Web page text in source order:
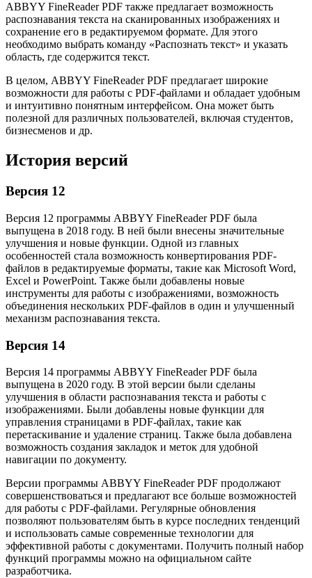
ABBYY FineReader PDF также предлагает возможность
распознавания текста на сканированных изображениях и
сохранение его в редактируемом формате. Для этого
необходимо выбрать команду «Распознать текст» и указать
область, где содержится текст.
В целом, ABBYY FineReader PDF предлагает широкие
возможности для работы с PDF-файлами и обладает удобным
и интуитивно понятным интерфейсом. Она может быть
полезной для различных пользователей, включая студентов,
бизнесменов и др.
История версий
Версия 12
Версия 12 программы ABBYY FineReader PDF была
выпущена в 2018 году. В ней были внесены значительные
улучшения и новые функции. Одной из главных
особенностей стала возможность конвертирования PDF-
файлов в редактируемые форматы, такие как Microsoft Word,
Excel и PowerPoint. Также были добавлены новые
инструменты для работы с изображениями, возможность
объединения нескольких PDF-файлов в один и улучшенный
механизм распознавания текста.
Версия 14
Версия 14 программы ABBYY FineReader PDF была
выпущена в 2020 году. В этой версии были сделаны
улучшения в области распознавания текста и работы с
изображениями. Были добавлены новые функции для
управления страницами в PDF-файлах, такие как
перетаскивание и удаление страниц. Также была добавлена
возможность создания закладок и меток для удобной
навигации по документу.
Версии программы ABBYY FineReader PDF продолжают
совершенствоваться и предлагают все больше возможностей
для работы с PDF-файлами. Регулярные обновления
позволяют пользователям быть в курсе последних тенденций
и использовать самые современные технологии для
эффективной работы с документами. Получить полный набор
функций программы можно на официальном сайте
разработчика.